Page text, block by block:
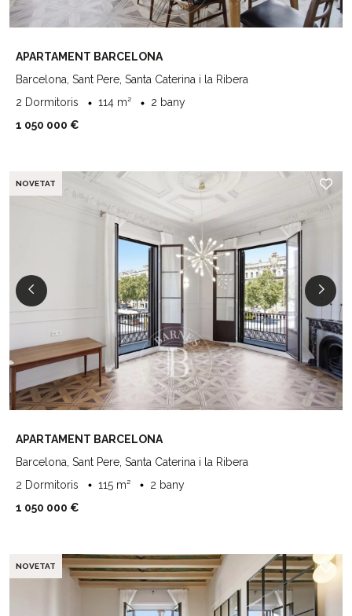
APARTAMENT BARCELONA
Barcelona, Sant Pere, Santa Caterina i la Ribera
2 Dormitoris
114 m²
2 bany
1 050 000 €
NOVETAT
APARTAMENT BARCELONA
Barcelona, Sant Pere, Santa Caterina i la Ribera
2 Dormitoris
115 m²
2 bany
1 050 000 €
NOVETAT